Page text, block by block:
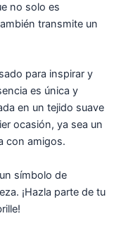
no solo es
transmite un
para inspirar y
es única y
en un tejido suave
ocasión, ya sea un
con amigos.
símbolo de
¡Hazla parte de tu